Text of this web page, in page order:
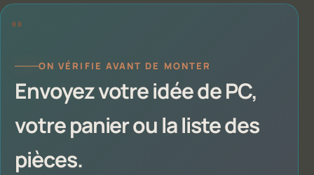
ON VÉRIFIE AVANT DE MONTER
Envoyez votre idée de PC,
votre panier ou la liste des
pièces.